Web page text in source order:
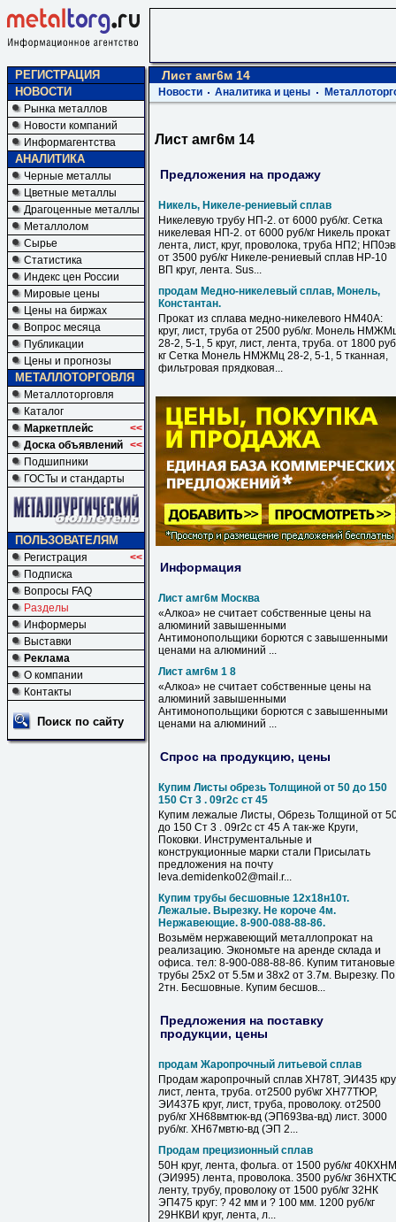
РЕГИСТРАЦИЯ
НОВОСТИ
Рынка металлов
Новости компаний
Информагентства
АНАЛИТИКА
Черные металлы
Цветные металлы
Драгоценные металлы
Металлолом
Сырье
Статистика
Индекс цен России
Мировые цены
Цены на биржах
Вопрос месяца
Публикации
Цены и прогнозы
МЕТАЛЛОТОРГОВЛЯ
Металлоторговля
Каталог
Маркетплейс
<<
Доска объявлений <<
Подшипники
ГОСТы и стандарты
ПОЛЬЗОВАТЕЛЯМ
Регистрация
<<
Подписка
Вопросы FAQ
Разделы
Информеры
Выставки
Реклама
О компании
Контакты
Поиск по сайту
Лист амг6м 14
Новости Аналитика и цены
Лист амг6м 14
Предложения на продажу
Никель, Никеле-рениевый сплав
Никелевую трубу НП-2. от 6000 руб/кг. Сетка
никелевая НП-2. от 6000 руб/кг Никель прокат
лента, лист, круг, проволока, труба НП2;
от 3500 руб/кг Никеле-рениевый сплав НР-10
ВП круг, лента. Sus...
продам Медно-никелевый сплав, Монель,
Константан.
Прокат из сплава медно-никелевого НМ40А:
круг, лист, труба от 2500 руб/кг. Монель
28-2, 5-1, 5 круг, лист, лента, труба. от 1800
кг Сетка Монель НМЖМц 28-2, 5-1, 5 тканная,
фильтровая прядковая...
Информация
Лист амг6м Москва
«Алкоа» не считает собственные цены на
алюминий завышенными
Антимонопольщики борются с завышенными
ценами на алюминий ...
Лист амг6м 1 8
«Алкоа» не считает собственные цены на
алюминий завышенными
Антимонопольщики борются с завышенными
ценами на алюминий ...
Спрос на продукцию, цены
Купим Листы обрезь Толщиной от 50 до 150
150 Ст 3 . 09г2с ст 45
Купим лежалые Листы, Обрезь Толщиной от
до 150 Ст 3 . 09г2с ст 45 А так-же Круги,
Поковки. Инструментальные и
конструкционные марки стали Присылать
предложения на почту
leva.demidenko02@mail.r...
Купим трубы бесшовные 12х18н10т.
Лежалые. Вырезку. Не короче 4м.
Нержавеющие. 8-900-088-88-86.
Возьмём нержавеющий металлопрокат на
реализацию. Экономьте на аренде склада и
офиса. тел: 8-900-088-88-86. Купим титановые
трубы 25х2 от 5.5м и 38х2 от 3.7м. Вырезку. По
2тн. Бесшовные. Купим бесшов...
Предложения на поставку
продукции, цены
продам Жаропрочный литьевой сплав
Продам жаропрочный сплав ХН78Т, ЭИ435
лист, лента, труба. от2500 руб\кг ХН77ТЮР,
ЭИ437Б круг, лист, труба, проволоку. от2500
руб/кг ХН68вмтюк-вд (ЭП693ва-вд) лист. 3000
руб/кг. ХН67мвтю-вд (ЭП 2...
Продам прецизионный сплав
50Н круг, лента, фольга. от 1500 руб/кг 40КХНМ
(ЭИ995) лента, проволока. 3500 руб/кг
ленту, трубу, проволоку от 1500 руб/кг 32НК
ЭП475 круг: ? 42 мм и ? 100 мм. 1200 руб/кг
29НКВИ круг, лента, л...